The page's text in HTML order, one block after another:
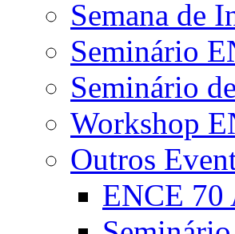
Semana de
Seminário
Seminário
Workshop
Outros
ENCE 70